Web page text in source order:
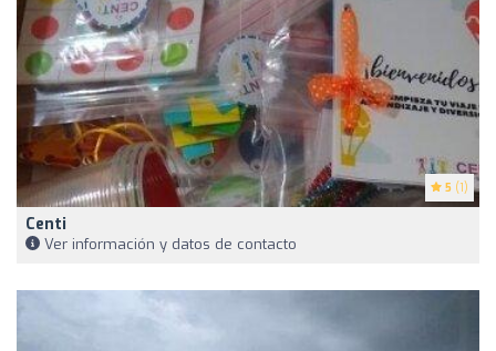
5 (1)
Centi
Ver información y datos de contacto